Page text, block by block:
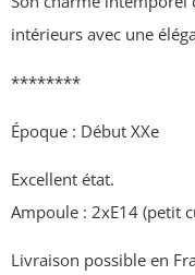
intérieurs avec une
********
Époque : Début XXe
Excellent état.
Ampoule : 2xE14 (petit
Livraison possible en